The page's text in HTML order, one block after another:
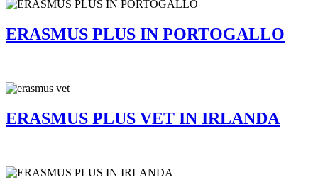
ERASMUS PLUS IN PORTOGALLO
ERASMUS PLUS VET IN IRLANDA